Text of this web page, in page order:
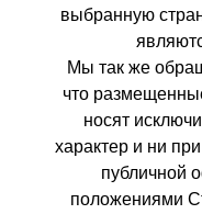
выбранную
Мы так же
что
носят
характер и ни
публичной
положениями